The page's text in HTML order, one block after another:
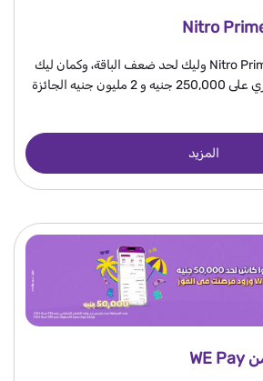
اشترك أو جدد باقات Nitro Prime وليك لحد ضعف الباقة، وكمان ليك
فرصه تدخل سحب شهري على 250,000 جنيه و 2 مليون جنيه الجائزة
المزيد